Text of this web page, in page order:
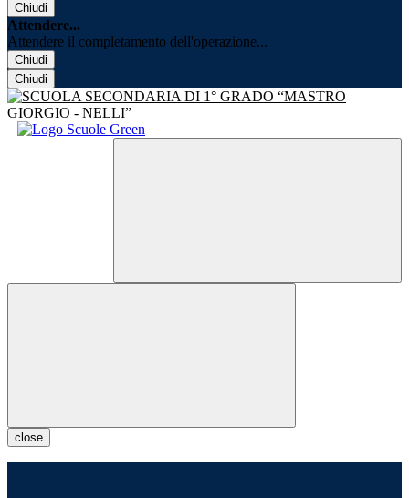
Chiudi
Attendere...
Attendere il completamento dell'operazione...
Chiudi
Chiudi
close